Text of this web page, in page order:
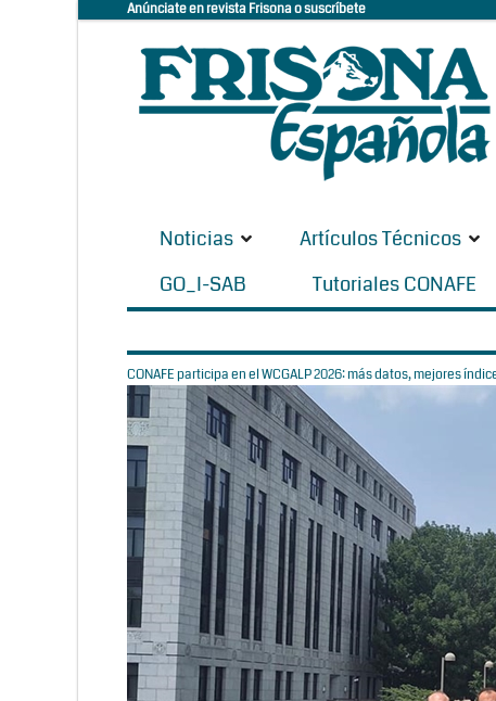
Anúnciate en revista Frisona o suscríbete
Noticias Artículos Técnicos
GO_I-SAB
Tutoriales CONAFE
CONAFE participa en el WCGALP 2026: más datos, mejores